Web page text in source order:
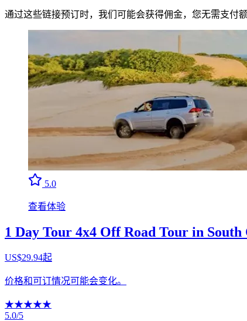
通过这些链接预订时，我们可能会获得佣金，您无需支付额
5.0
查看体验
1 Day Tour 4x4 Off Road Tour in South
US$29.94起
价格和可订情况可能会变化。
★★★★★
5.0/5